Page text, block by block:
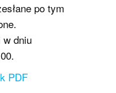
po tym
dniu
PDF